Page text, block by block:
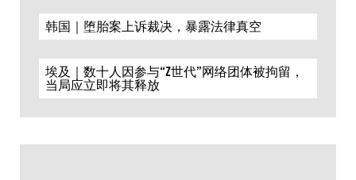
韩国｜堕胎案上诉裁决，暴露法律真空
埃及｜数十人因参与“Z世代”网络团体被拘留，
当局应立即将其释放